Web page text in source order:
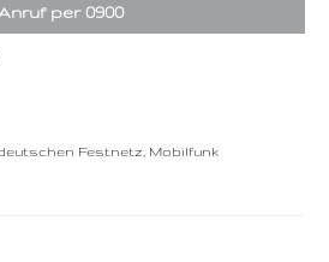
Anruf per 0900
deutschen Festnetz, Mobilfunk